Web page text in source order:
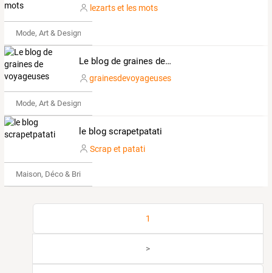
lezarts et les mots
Mode, Art & Design
Le blog de graines de voyageuses
grainesdevoyageuses
Mode, Art & Design
le blog scrapetpatati
Scrap et patati
Maison, Déco & Bricolage
1
>